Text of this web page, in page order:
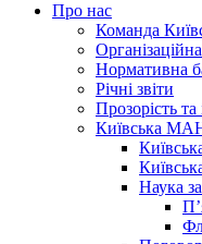
Про нас
Команда
Нормативна
Річні звіти
Прозорість та
Київська
Наука